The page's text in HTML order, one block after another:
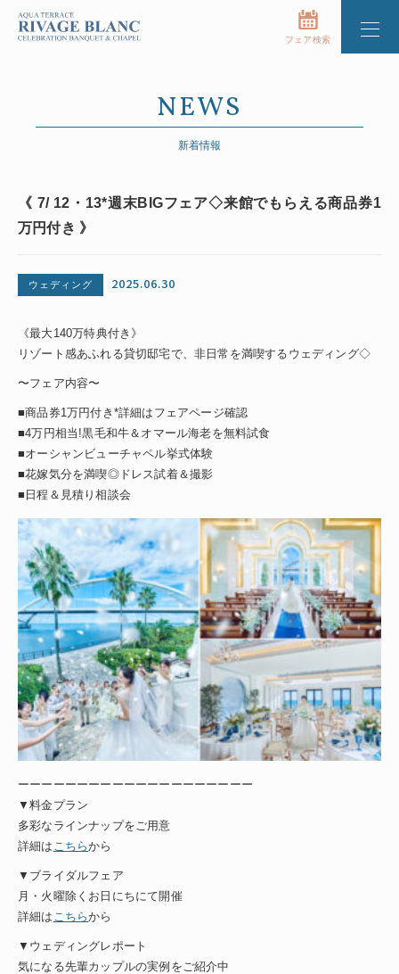
フェア検索
NEWS
新着情報
《 7/ 12・13*週末BIGフェア◇来館でもらえる商品券1
万円付き 》
ウェディング 2025.06.30
《最大140万特典付き》
リゾート感あふれる貸切邸宅で、非日常を満喫するウェディング◇
〜フェア内容〜
■商品券1万円付き*詳細はフェアページ確認
■4万円相当!黒毛和牛＆オマール海老を無料試食
■オーシャンビューチャペル挙式体験
■花嫁気分を満喫◎ドレス試着＆撮影
■日程＆見積り相談会
ーーーーーーーーーーーーーーーーーーーー
▼料金プラン
多彩なラインナップをご用意
詳細は こちらから
▼ブライダルフェア
月・火曜除くお日にちにて開催
詳細は こちらから
▼ウェディングレポート
気になる先輩カップルの実例をご紹介中